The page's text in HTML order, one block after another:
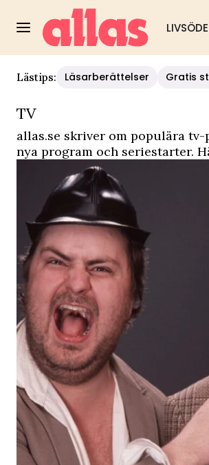
Allas - TV
Lästips: Läsarberättelser Gratis
TV
allas.se skriver om populära
nya program och seriestarter.